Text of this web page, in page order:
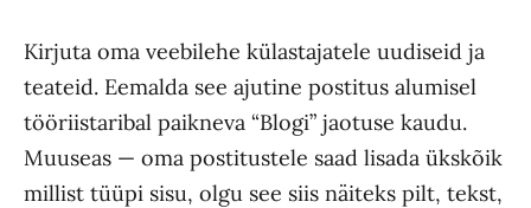
Kirjuta oma veebilehe külastajatele uudiseid ja
teateid. Eemalda see ajutine postitus alumisel
tööriistaribal paikneva “Blogi” jaotuse kaudu.
Muuseas — oma postitustele saad lisada ükskõik
millist tüüpi sisu, olgu see siis näiteks pilt, tekst,